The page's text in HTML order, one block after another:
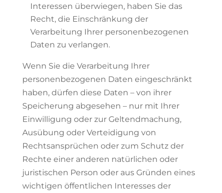
Interessen überwiegen, haben Sie das
Recht, die Einschränkung der
Verarbeitung Ihrer personenbezogenen
Daten zu verlangen.
Wenn Sie die Verarbeitung Ihrer
personenbezogenen Daten eingeschränkt
haben, dürfen diese Daten – von ihrer
Speicherung abgesehen – nur mit Ihrer
Einwilligung oder zur Geltendmachung,
Ausübung oder Verteidigung von
Rechtsansprüchen oder zum Schutz der
Rechte einer anderen natürlichen oder
juristischen Person oder aus Gründen eines
wichtigen öffentlichen Interesses der